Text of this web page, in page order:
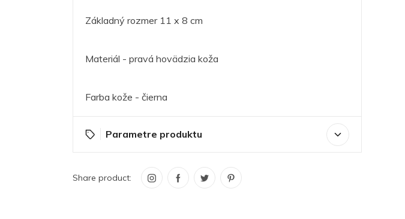
Základný rozmer 11 x 8 cm
Materiál - pravá hovädzia koža
Farba kože - čierna
Parametre produktu
Share product: